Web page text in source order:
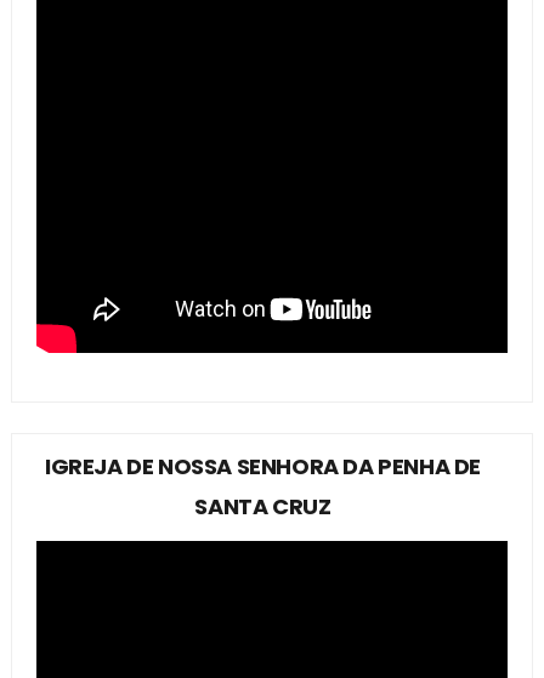
IGREJA DE NOSSA SENHORA DA PENHA DE
SANTA CRUZ